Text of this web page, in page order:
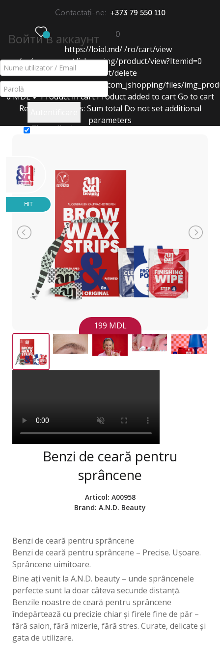
Contactați-ne: +373 79 550 110
Войти в аккаунт
Ţine-mă minte
0
https://loial.md/ /ro/cart/view
/ro/component/jshopping/product/view?Itemid=0
/ro/cart/delete
https://loial.md/components/com_jshopping/files/
0MDL✔ Product in cartProduct added to cart Go to cart
Remove
Products: Sum total Do not set additional
parameters
ACCESORII PENTRU DEPILARE
Acasă > Catalog
Benzi de ceară pentru sprâncene
HIT
199 MDL
Benzi de ceară pentru
sprâncene
Articol: A00958
Brand: A.N.D. Beauty
Benzi de ceară pentru sprâncene
Benzi de ceară pentru sprâncene – Precise. Ușoare.
Sprâncene uimitoare.
Bine ați venit la A.N.D. beauty – unde sprâncenele
perfecte sunt la doar câteva secunde distanță.
Benzile noastre de ceară pentru sprâncene
îndepărtează cu precizie chiar și firele fine de păr –
fără salon, fără mizerie, fără stres. Curate, delicate și
gata de utilizare.